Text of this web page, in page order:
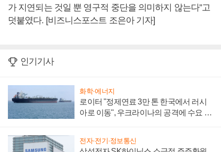
가 지연되는 것일 뿐 영구적 중단을 의미하지 않는다”고
덧붙였다. [비즈니스포스트 조은아 기자]
인기기사
화학·에너지
로이터 "정제연료 3만 톤 한국에서 러시
아로 이동", 우크라이나의 공격에 수요 늘
전자·전기·정보통신